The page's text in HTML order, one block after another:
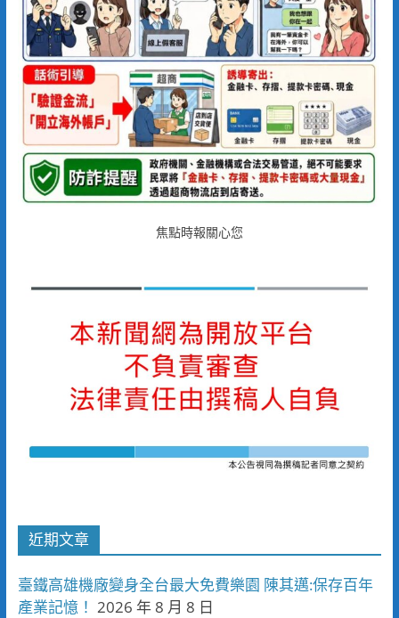
焦點時報關心您
近期文章
臺鐵高雄機廠變身全台最大免費樂園 陳其邁:保存百年
產業記憶！ 2026 年 8 月 8 日